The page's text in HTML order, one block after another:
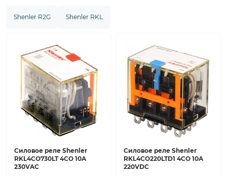
Shenler R2G Shenler RKL
Силовое реле Shenler
RKL4CO730LT 4CO 10A
230VAC
Силовое реле Shenler
RKL4CO220LTD1 4CO 10A
220VDC